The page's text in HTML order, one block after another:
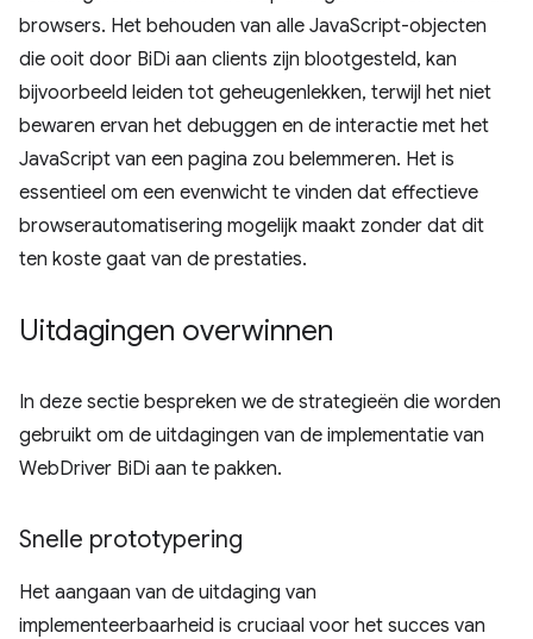
browsers. Het behouden van alle JavaScript-objecten
die ooit door BiDi aan clients zijn blootgesteld, kan
bijvoorbeeld leiden tot geheugenlekken, terwijl het niet
bewaren ervan het debuggen en de interactie met het
JavaScript van een pagina zou belemmeren. Het is
essentieel om een ​​evenwicht te vinden dat effectieve
browserautomatisering mogelijk maakt zonder dat dit
ten koste gaat van de prestaties.
Uitdagingen overwinnen
In deze sectie bespreken we de strategieën die worden
gebruikt om de uitdagingen van de implementatie van
WebDriver BiDi aan te pakken.
Snelle prototypering
Het aangaan van de uitdaging van
implementeerbaarheid is cruciaal voor het succes van